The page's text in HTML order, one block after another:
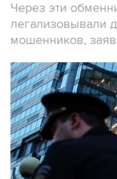
Через эти
легализовывали
мошенников,